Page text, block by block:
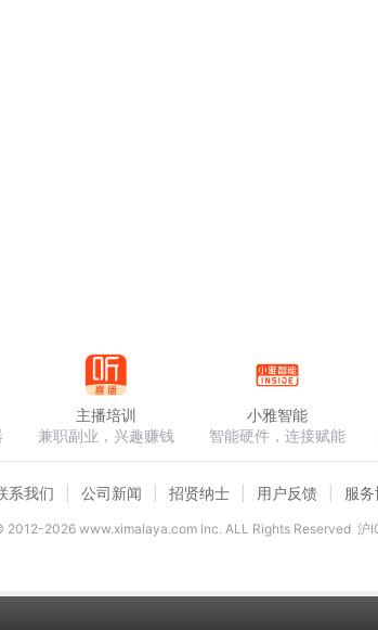
63190元的创业机会。所以这个产品，这个事
同志和朋友哈。
个主要特征，传销和直销的区别。卫康沃伦勒
主播培训
兼职副业，兴趣赚钱
小雅智能
智能硬件，连接赋能
系我们 公司新闻 招贤纳士 用户反馈 服
2012-2026www.ximalaya.com lnc. ALL Rights Reserved 沪